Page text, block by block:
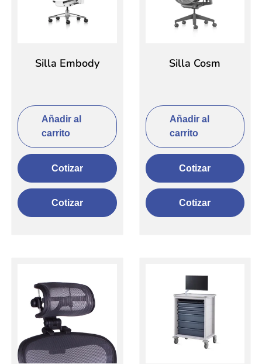
Silla Embody
Añadir al
carrito
Cotizar
Cotizar
Silla Cosm
Añadir al
carrito
Cotizar
Cotizar